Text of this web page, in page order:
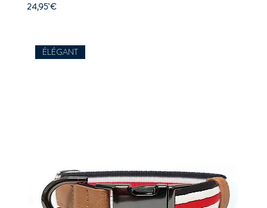
Prix
24,95 €
ÉLÉGANT